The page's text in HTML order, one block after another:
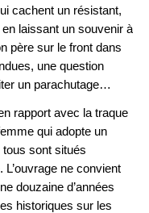
cachent un résistant,
laissant un souvenir à
père sur le front dans
une question
un parachutage…
rapport avec la traque
qui adopte un
tous sont situés
ne convient
douzaine d’années
historiques sur les